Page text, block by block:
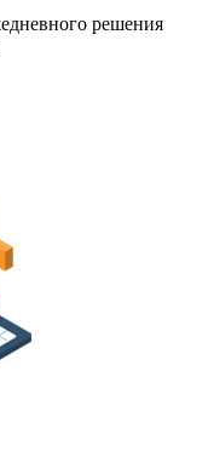
решения